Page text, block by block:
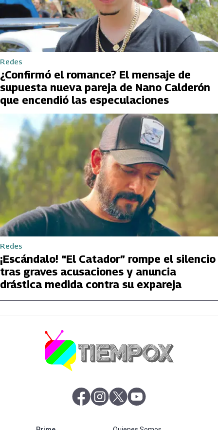
Redes
¿Confirmó el romance? El mensaje de
supuesta nueva pareja de Nano Calderón
que encendió las especulaciones
Redes
¡Escándalo! “El Catador” rompe el silencio
tras graves acusaciones y anuncia
drástica medida contra su expareja
abre en nueva pestaña
abre en nueva pestaña
abre en nueva pestaña